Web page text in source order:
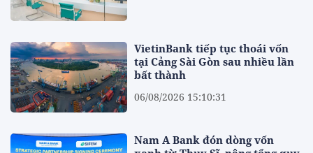
VietinBank tiếp tục thoái vốn
tại Cảng Sài Gòn sau nhiều lần
bất thành
06/08/2026 15:10:31
Nam A Bank đón dòng vốn